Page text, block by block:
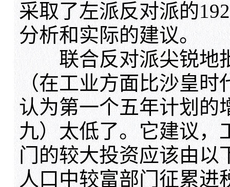
采取了左派反对派的
分析和实际的建议。
联合反对派尖锐地
（在工业方面比沙皇
认为第一个五年计划的
九）太低了。它建议，
门的较大投资应该由以
人口中较富部门征累进